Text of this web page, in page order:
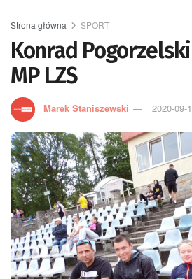
Strona główna SPORT
Konrad
MP LZS
Marek Staniszewski 2020-09-